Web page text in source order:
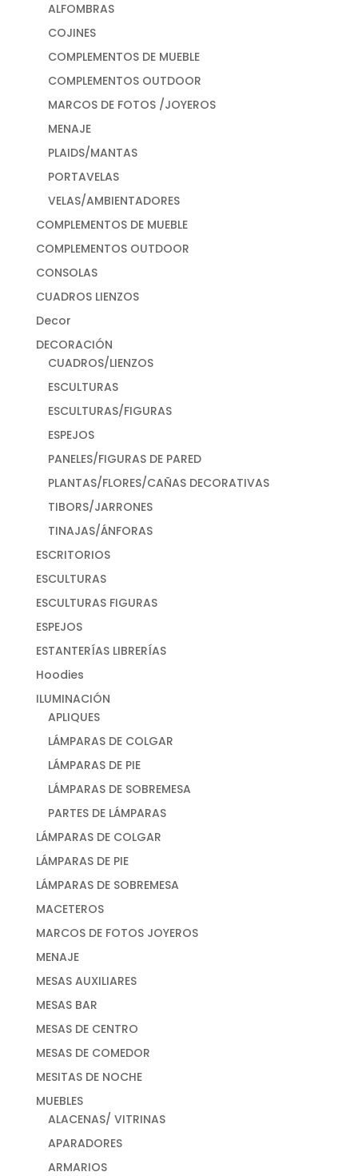
ALFOMBRAS
COJINES
COMPLEMENTOS DE MUEBLE
COMPLEMENTOS OUTDOOR
MARCOS DE FOTOS /JOYEROS
MENAJE
PLAIDS/MANTAS
PORTAVELAS
VELAS/AMBIENTADORES
COMPLEMENTOS DE MUEBLE
COMPLEMENTOS OUTDOOR
CONSOLAS
CUADROS LIENZOS
Decor
DECORACIÓN
CUADROS/LIENZOS
ESCULTURAS
ESCULTURAS/FIGURAS
ESPEJOS
PANELES/FIGURAS DE PARED
PLANTAS/FLORES/CAÑAS DECORATIVAS
TIBORS/JARRONES
TINAJAS/ÁNFORAS
ESCRITORIOS
ESCULTURAS
ESCULTURAS FIGURAS
ESPEJOS
ESTANTERÍAS LIBRERÍAS
Hoodies
ILUMINACIÓN
APLIQUES
LÁMPARAS DE COLGAR
LÁMPARAS DE PIE
LÁMPARAS DE SOBREMESA
PARTES DE LÁMPARAS
LÁMPARAS DE COLGAR
LÁMPARAS DE PIE
LÁMPARAS DE SOBREMESA
MACETEROS
MARCOS DE FOTOS JOYEROS
MENAJE
MESAS AUXILIARES
MESAS BAR
MESAS DE CENTRO
MESAS DE COMEDOR
MESITAS DE NOCHE
MUEBLES
ALACENAS/ VITRINAS
APARADORES
ARMARIOS